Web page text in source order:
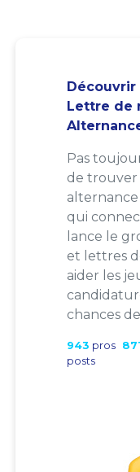
Découvrir
Lettre de
Pas
de trouver
alternance
qui
lance le
et lettres
aider les
chances
943 pros
posts